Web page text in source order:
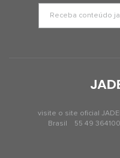
visite o site oficial
Brasil
55 49